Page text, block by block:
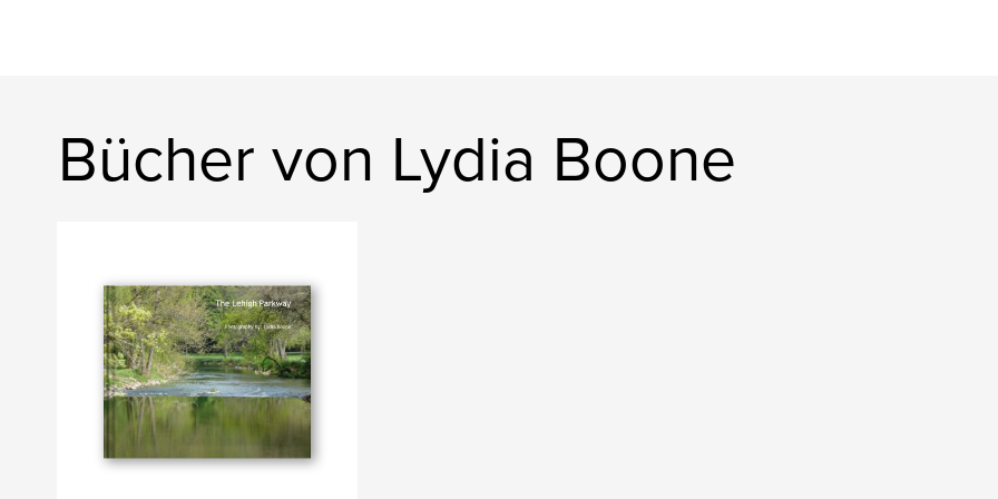
Bücher von Lydia Boone